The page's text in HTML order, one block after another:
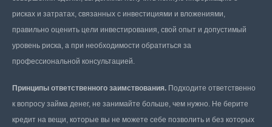
рисках и затратах, связанных с инвестициями и вложениями,
правильно оценить цели инвестирования, свой опыт и допустимый
уровень риска, а при необходимости обратиться за
профессиональной консультацией.
Принципы ответственного заимствования. Подходите ответственно
к вопросу займа денег, не занимайте больше, чем нужно. Не берите
кредит на вещи, которые вы не можете себе позволить и без которых